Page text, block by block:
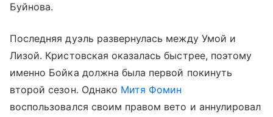
Буйнова.
Последняя дуэль развернулась между Умой и
Лизой. Кристовская оказалась быстрее, поэтому
именно Бойка должна была первой покинуть
второй сезон. Однако Митя Фомин
воспользовался своим правом вето и аннулировал